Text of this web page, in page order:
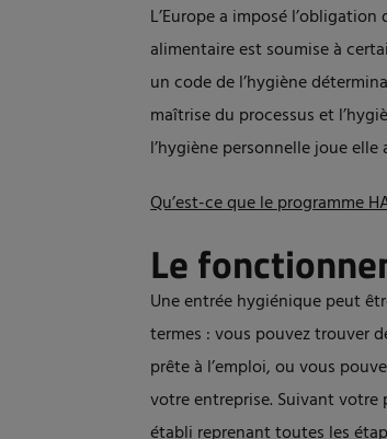
L’Europe a imposé
alimentaire est soumise à
un code de l’hygiène
maîtrise du processus et
l’hygiène personnelle joue
Qu’est-ce que le programme
Le
Une entrée hygiénique peut
termes : vous pouvez trouver
prête à l’emploi, ou vous
votre entreprise. Suivant votre